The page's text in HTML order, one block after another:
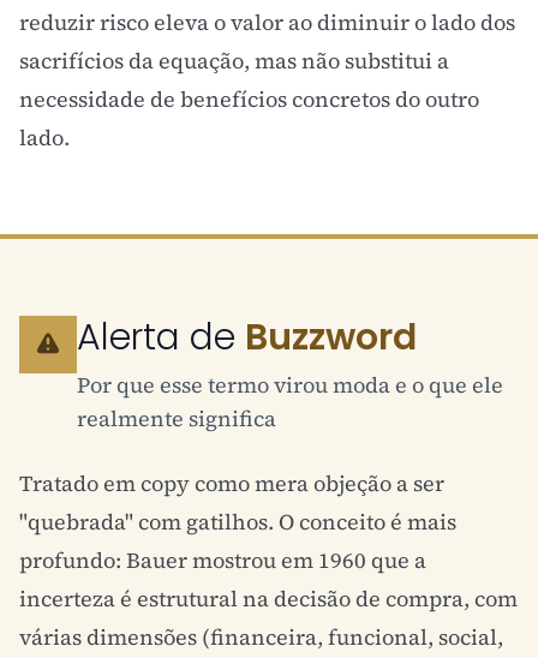
reduzir risco eleva o valor ao diminuir o lado dos
sacrifícios da equação, mas não substitui a
necessidade de benefícios concretos do outro
lado.
Alerta de Buzzword
Por que esse termo virou moda e o que ele
realmente significa
Tratado em copy como mera objeção a ser
"quebrada" com gatilhos. O conceito é mais
profundo: Bauer mostrou em 1960 que a
incerteza é estrutural na decisão de compra, com
várias dimensões (financeira, funcional, social,